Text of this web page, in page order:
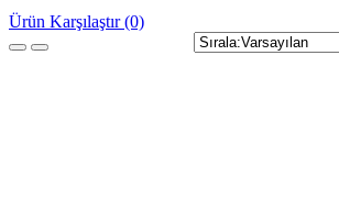
Ürün Karşılaştır (0)